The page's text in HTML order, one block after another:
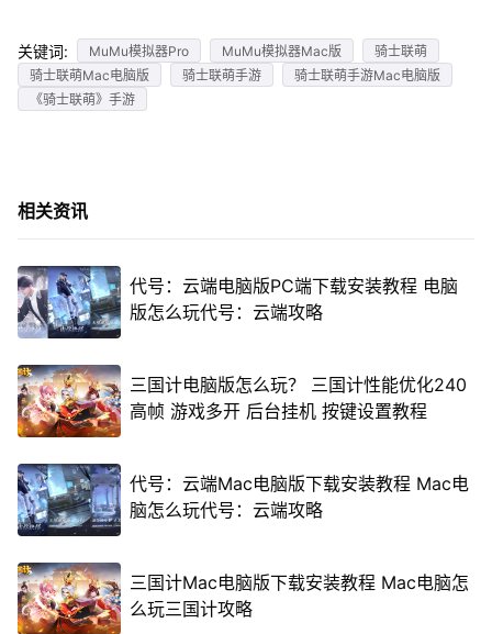
关键词: MuMu模拟器Pro MuMu模拟器Mac版
骑士联萌
骑士联萌Mac电脑版
骑士联萌手游
骑士联萌手游Mac电脑版
《骑士联萌》手游
相关资讯
代号：云端电脑版PC端下载安装教程 电脑
版怎么玩代号：云端攻略
三国计电脑版怎么玩？ 三国计性能优化240
高帧 游戏多开 后台挂机 按键设置教程
代号：云端Mac电脑版下载安装教程 Mac电
脑怎么玩代号：云端攻略
三国计Mac电脑版下载安装教程 Mac电脑怎
么玩三国计攻略